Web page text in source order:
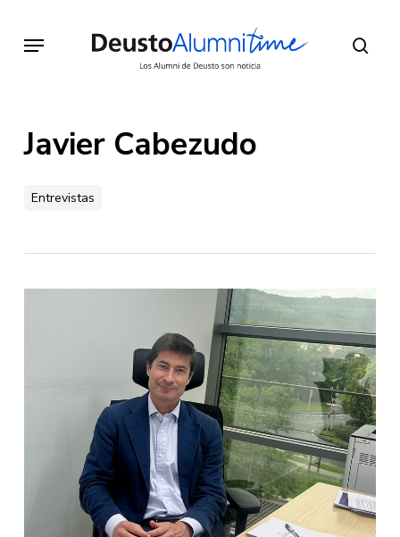
main
Menu
Javier Cabezudo
Entrevistas